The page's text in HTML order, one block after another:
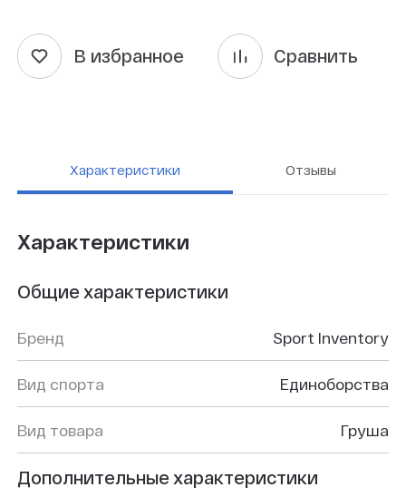
В избранное Сравнить
Характеристики Отзывы
Характеристики
Общие характеристики
Бренд Sport Inventory
Вид спорта Единоборства
Вид товара Груша
Дополнительные характеристики